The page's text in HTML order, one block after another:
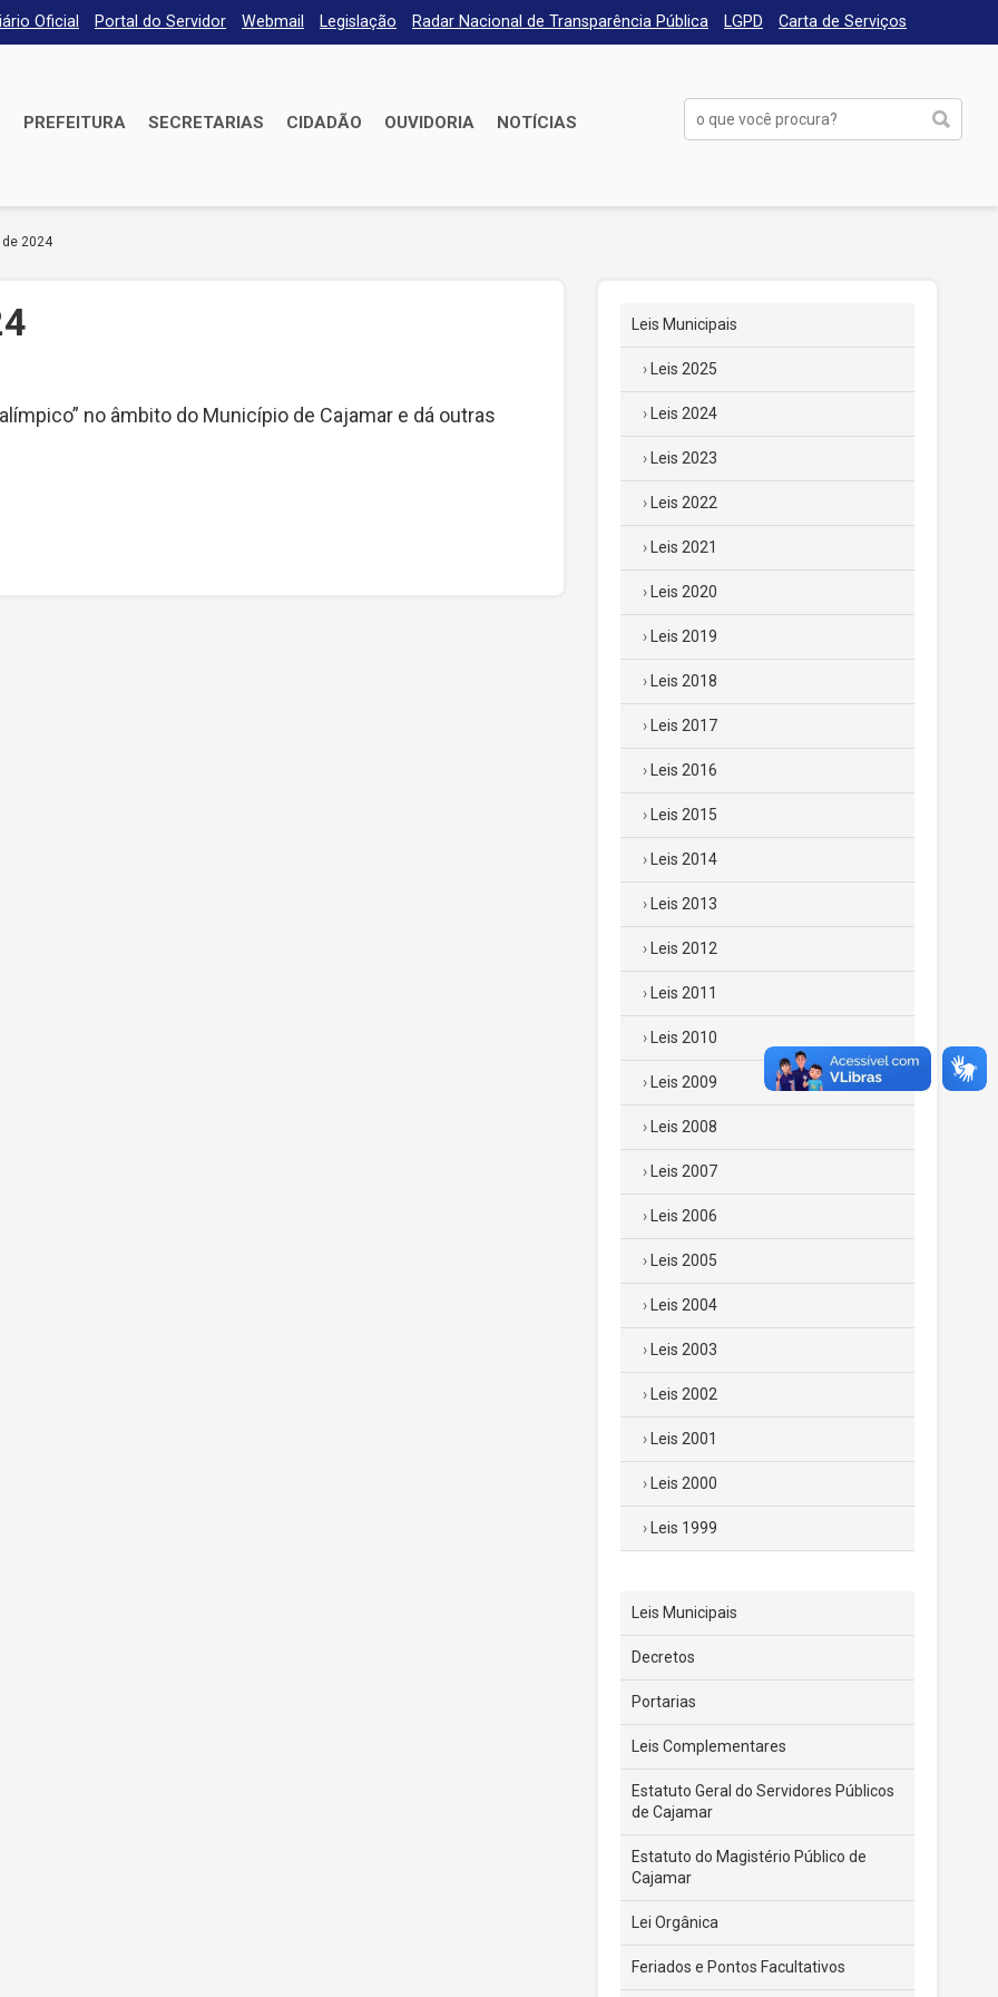
Oficial Portal do Servidor Webmail Legislação Radar Nacional de Transparência Pública LGPD Carta de Serviços
PREFEITURA SECRETARIAS CIDADÃO OUVIDORIA NOTÍCIAS
de 2024
no âmbito do Município de Cajamar e dá outras
Leis Municipais
Leis 2025
Leis 2024
Leis 2023
Leis 2022
Leis 2021
Leis 2020
Leis 2019
Leis 2018
Leis 2017
Leis 2016
Leis 2015
Leis 2014
Leis 2013
Leis 2012
Leis 2011
Leis 2010
Leis 2009
Leis 2008
Leis 2007
Leis 2006
Leis 2005
Leis 2004
Leis 2003
Leis 2002
Leis 2001
Leis 2000
Leis 1999
Leis Municipais
Decretos
Portarias
Leis Complementares
Estatuto Geral do Servidores Públicos
de Cajamar
Estatuto do Magistério Público de
Cajamar
Lei Orgânica
Feriados e Pontos Facultativos